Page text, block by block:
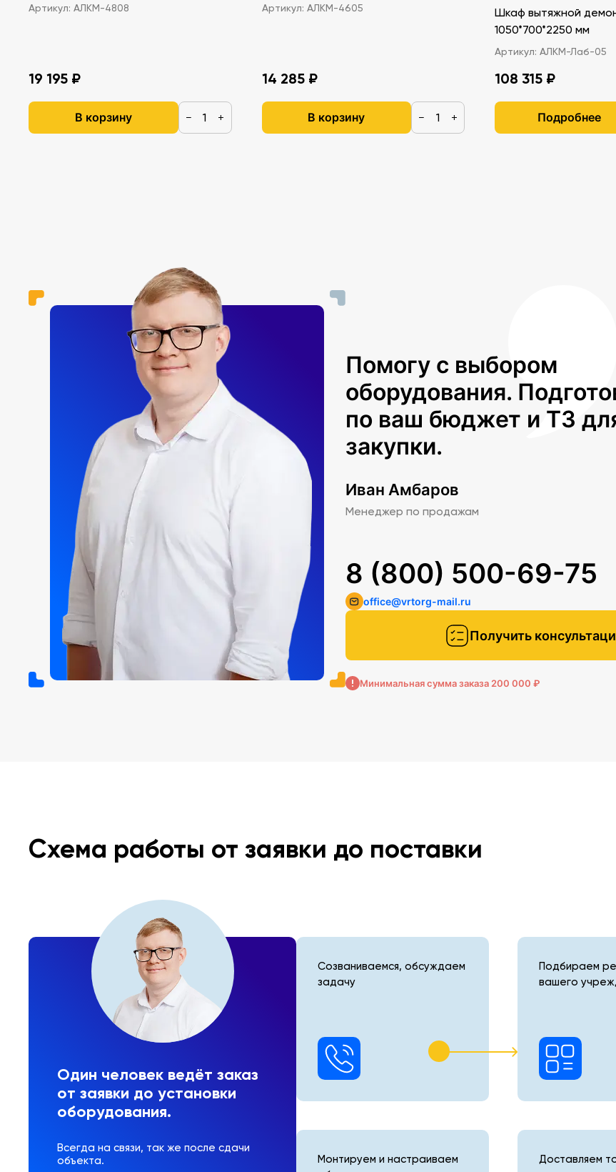
Артикул: АЛКМ-4808
19 195 ₽
В корзину − +
Артикул: АЛКМ-4605
14 285 ₽
В корзину − +
Шкаф вытяжной
1050*700*2250 мм
Артикул: АЛКМ-Лаб-05
108 315 ₽
Подробнее
Помогу с выбором
оборудования.
по ваш бюджет и ТЗ
закупки.
Иван Амбаров
Менеджер по продажам
Получить
8 (800) 500-69-75
office@vrtorg-mail.ru
Минимальная сумма заказа 200 000 ₽
Схема работы от заявки до поставки
Один человек ведёт заказ
от заявки до установки
оборудования.
Всегда на связи, так же после сдачи
объекта.
Созваниваемся, обсуждаем
задачу
Подбираем
вашего
Монтируем и настраиваем
Доставляем